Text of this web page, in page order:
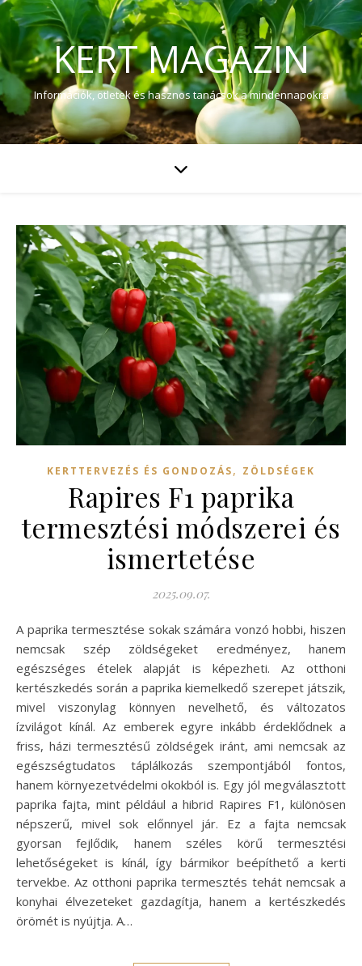
KERT MAGAZIN
Információk, ötletek és hasznos tanácsok a mindennapokra
KERTTERVEZÉS ÉS GONDOZÁS, ZÖLDSÉGEK
Rapires F1 paprika
termesztési módszerei és
ismertetése
2025.09.07.
A paprika termesztése sokak számára vonzó hobbi, hiszen
nemcsak szép zöldségeket eredményez, hanem
egészséges ételek alapját is képezheti. Az otthoni
kertészkedés során a paprika kiemelkedő szerepet játszik,
mivel viszonylag könnyen nevelhető, és változatos
ízvilágot kínál. Az emberek egyre inkább érdeklődnek a
friss, házi termesztésű zöldségek iránt, ami nemcsak az
egészségtudatos táplálkozás szempontjából fontos,
hanem környezetvédelmi okokból is. Egy jól megválasztott
paprika fajta, mint például a hibrid Rapires F1, különösen
népszerű, mivel sok előnnyel jár. Ez a fajta nemcsak
gyorsan fejlődik, hanem széles körű termesztési
lehetőségeket is kínál, így bármikor beépíthető a kerti
tervekbe. Az otthoni paprika termesztés tehát nemcsak a
konyhai élvezeteket gazdagítja, hanem a kertészkedés
örömét is nyújtja. A…